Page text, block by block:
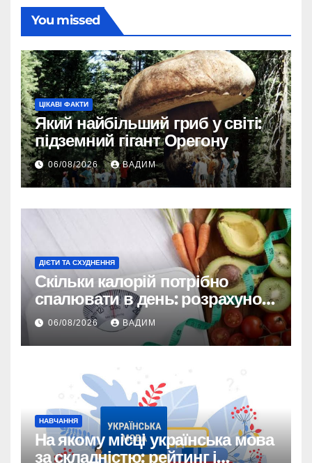
You missed
ЦІКАВІ ФАКТИ
Який найбільший гриб у світі:
підземний гігант Орегону
06/08/2026 ВАДИМ
ДІЄТИ ТА СХУДНЕННЯ
Скільки калорій потрібно
спалювати в день: розрахунок
TDEE і безпечні норми
06/08/2026 ВАДИМ
НАВЧАННЯ
На якому місці українська мова
за складністю: рейтинг і